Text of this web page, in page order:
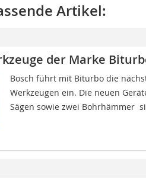
Artikel:
der Marke
Bosch führt mit Biturbo die
Werkzeugen ein. Die neuen
Sägen sowie zwei Bohrhämmer 